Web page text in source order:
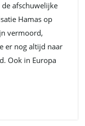
afschuwelijke
Hamas op
vermoord,
er nog altijd naar
Ook in Europa